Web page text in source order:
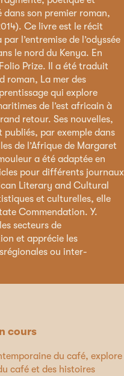
dans son premier roman,
Ce livre est le récit
l’entremise de l’odyssée
le nord du Kenya. En
Prize. Il a été traduit
roman, La mer des
qui explore
de l’est africain à
retour. Ses nouvelles,
par exemple dans
de l’Afrique de Margaret
a été adaptée en
pour différents journaux
Literary and Cultural
et culturelles, elle
Commendation. Y.
secteurs de
et apprécie les
ou inter-
cours
du café, explore
café et des histoires